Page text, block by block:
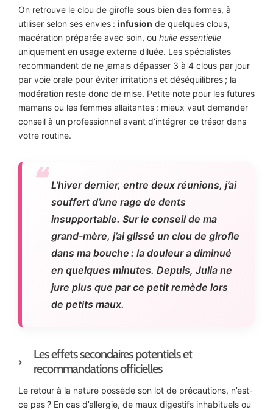
On retrouve le clou de girofle sous bien des formes, à
utiliser selon ses envies : infusion de quelques clous,
macération préparée avec soin, ou huile essentielle
uniquement en usage externe diluée. Les spécialistes
recommandent de ne jamais dépasser 3 à 4 clous par jour
par voie orale pour éviter irritations et déséquilibres ; la
modération reste donc de mise. Petite note pour les futures
mamans ou les femmes allaitantes : mieux vaut demander
conseil à un professionnel avant d’intégrer ce trésor dans
votre routine.
L’hiver dernier, entre deux réunions, j’ai
souffert d’une rage de dents
insupportable. Sur le conseil de ma
grand-mère, j’ai glissé un clou de girofle
dans ma bouche : la douleur a diminué
en quelques minutes. Depuis, Julia ne
jure plus que par ce petit remède lors
de petits maux.
Les effets secondaires potentiels et
recommandations officielles
Le retour à la nature possède son lot de précautions, n’est-
ce pas ? En cas d’allergie, de maux digestifs inhabituels ou